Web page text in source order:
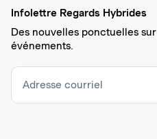
Infolettre Regards Hybrides
Des nouvelles ponctuelles
événements.